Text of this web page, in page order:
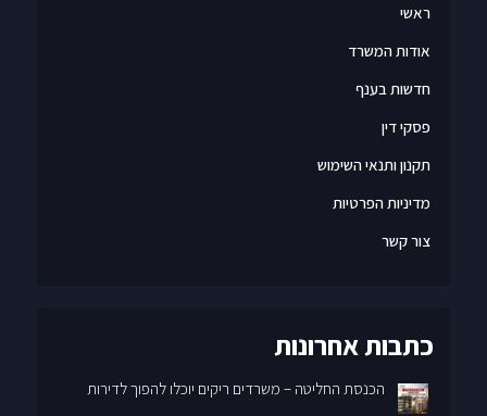
ראשי
אודות המשרד
חדשות בענף
פסקי דין
תקנון ותנאי השימוש
מדיניות הפרטיות
צור קשר
כתבות אחרונות
הכנסת החליטה – משרדים ריקים יוכלו להפוך לדירות